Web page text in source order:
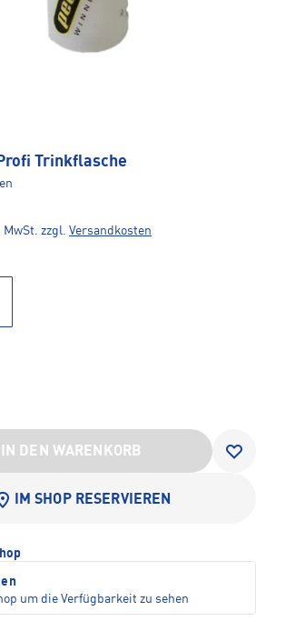
Profi Trinkflasche
zzgl. Versandkosten
IN DEN WARENKORB
IM SHOP RESERVIEREN
um die Verfügbarkeit zu sehen